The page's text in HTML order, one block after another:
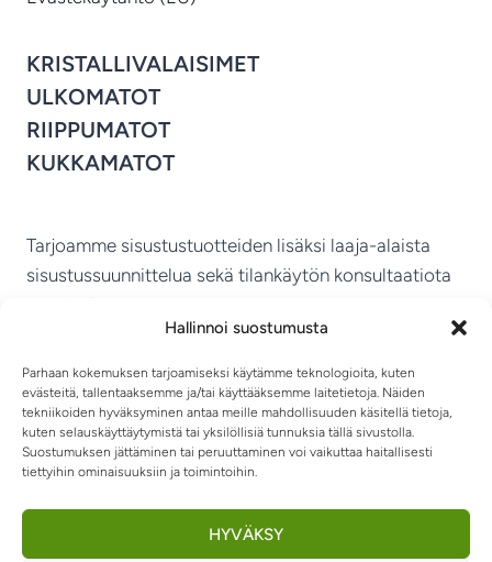
Hallinnoi suostumusta
Parhaan kokemuksen tarjoamiseksi käytämme teknologioita, kuten
evästeitä, tallentaaksemme ja/tai käyttääksemme laitetietoja. Näiden
tekniikoiden hyväksyminen antaa meille mahdollisuuden käsitellä tietoja,
kuten selauskäyttäytymistä tai yksilöllisiä tunnuksia tällä sivustolla.
Suostumuksen jättäminen tai peruuttaminen voi vaikuttaa haitallisesti
tiettyihin ominaisuuksiin ja toimintoihin.
HYVÄKSY
KRISTALLIVALAISIMET
ULKOMATOT
RIIPPUMATOT
KUKKAMATOT
Tarjoamme sisustustuotteiden lisäksi laaja-alaista
sisustussuunnittelua sekä tilankäytön konsultaatiota
MIKKELIN VITRIINI KY
TIETOSUOJASELOSTE
RIIPPUMATOT JA -TUOLIT